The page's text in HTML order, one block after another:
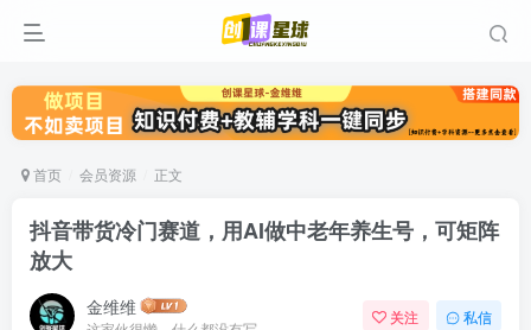
首页 会员资源 正文
抖音带货冷门赛道，用AI做中老年养生号，可矩阵
放大
金维维 关注 私信